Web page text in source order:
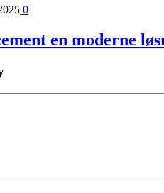
0
en moderne